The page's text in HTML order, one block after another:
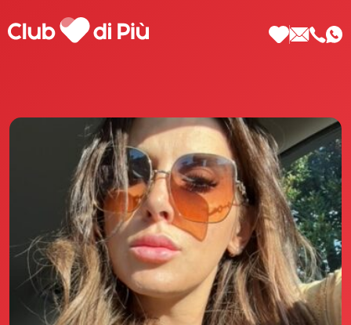
Scopri Club di Più
Le testimonianze Club di Più
La fondatrice Valeria Pilla
Annunci Donne
Agenzia matrimoniale Club di Più